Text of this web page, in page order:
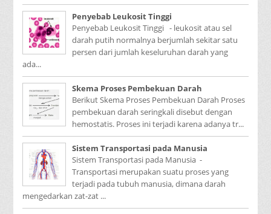
Penyebab Leukosit Tinggi
Penyebab Leukosit Tinggi - leukosit atau sel
darah putih normalnya berjumlah sekitar satu
persen dari jumlah keseluruhan darah yang
ada...
Skema Proses Pembekuan Darah
Berikut Skema Proses Pembekuan Darah Proses
pembekuan darah seringkali disebut dengan
hemostatis. Proses ini terjadi karena adanya tr...
Sistem Transportasi pada Manusia
Sistem Transportasi pada Manusia -
Transportasi merupakan suatu proses yang
terjadi pada tubuh manusia, dimana darah
mengedarkan zat-zat ...